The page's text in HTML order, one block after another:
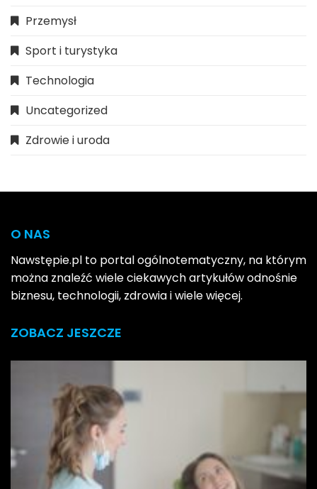
Przemysł
Sport i turystyka
Technologia
Uncategorized
Zdrowie i uroda
O NAS
Nawstępie.pl to portal ogólnotematyczny, na którym
można znaleźć wiele ciekawych artykułów odnośnie
biznesu, technologii, zdrowia i wiele więcej.
ZOBACZ JESZCZE